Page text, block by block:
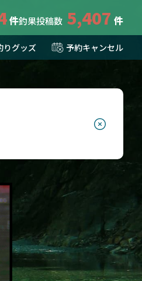
釣果投稿数 5,407
りグッズ 予約キャンセル